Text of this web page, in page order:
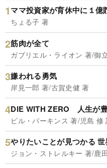
ママ投資家が育休中に１億
ちょる子 著
筋肉が全て
ガブリエル・ライオン 著/御
嫌われる勇気
岸見一郎 著/古賀史健 著
DIE WITH ZERO 人生が
ビル・パーキンス 著/児島 修
やりたいことが見つかる
ジョン・ストレルキー 著/鹿